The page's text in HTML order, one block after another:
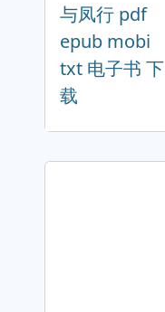
与凤行 pdf
epub mobi
txt 电子书 下
载